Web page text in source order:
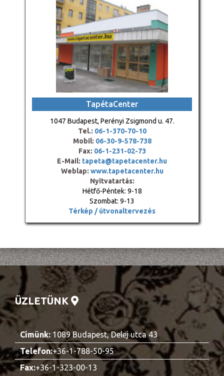
TapétaCenter
1047 Budapest, Perényi Zsigmond u. 47.
Tel.: 06-1-370-70-10
Mobil: 06-30-9-578-738
Fax: 06-1-231-02-73
E-Mail: tapeta@tapetacenter.hu
Weblap: www.tapetacenter.hu
Nyitvatartás:
Hétfő-Péntek: 9-18
Szombat: 9-13
Térkép / útvonaltervezés
ÜZLETÜNK
Címünk: 1089 Budapest, Delej utca 43
Telefon:+36-1-788-50-95
Fax:+36-1-323-00-13